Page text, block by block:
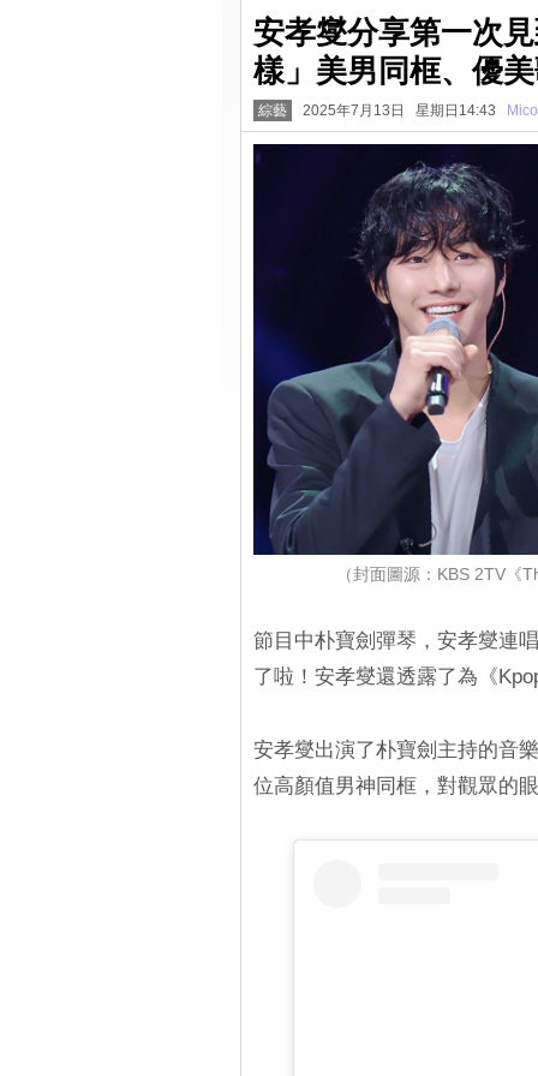
安孝燮分享第一次
樣」美男同框、優
綜藝 2025年7月13日 星期日14:43 Mico
（封面圖源：KBS 2TV《
節目中朴寶劍彈琴，安孝燮連
了啦！安孝燮還透露了為《
安孝燮出演了朴寶劍主持的音
位高顏值男神同框，對觀眾的